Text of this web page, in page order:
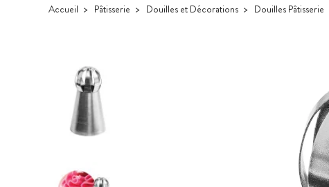
Accueil Pâtisserie Douilles et Décorations Douilles Pâtisserie